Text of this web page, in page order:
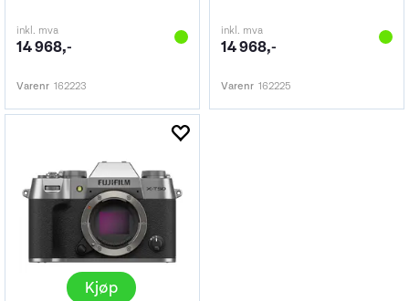
inkl. mva
14 968,-
Varenr 162223
inkl. mva
14 968,-
Varenr 162225
Kjøp